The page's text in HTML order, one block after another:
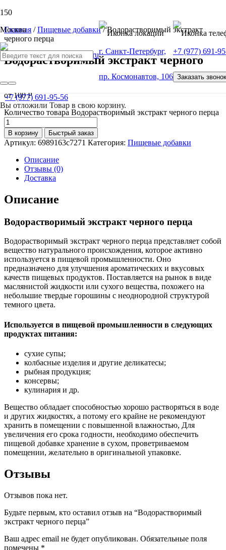
Москва
г. Санкт-Петербург,
пр. Космонавтов, 106
+7 (977) 691-
Заказать звонок
Вы отложили Товар в свою корзину.
+7 (977) 691-95-56
Главная /Пищевые добавки/ Водорастворимый экстракт
черного перца
Водорастворимый экстракт черного
от100Р
Количество товара Водорастворимый экстракт черного перца
В корзину Быстрый заказ
Артикул: 6989163c7271 Категория: Пищевые добавки
Описание
Отзывы (0)
Доставка
Описание
Водорастворимый экстракт черного перца
Водорастворимый экстракт черного перца представляет собой
вещество натурального происхождения, которое активно
используется в пищевой промышленности. Оно
предназначено для улучшения ароматических и вкусовых
качеств пищевых продуктов. Поставляется на рынок в виде
маслянистой жидкости или сухого вещества, похожего на
небольшие твердые горошины с неоднородной структурой
темного цвета.
Используется в пищевой промышленности в следующих
продуктах питания:
сухие супы;
колбасные изделия и другие деликатесы;
рыбная продукция;
консервы;
кулинария и др.
Вещество обладает способностью хорошо растворяться в воде
и других жидкостях, а потому его крайне не рекомендуют
хранить в помещении с повышенной влажностью, Для
увеличения его срока годности, необходимо обеспечить
пищевой добавке хранение в сухом, проветриваемом
помещении, желательно в оригинальной упаковке.
Отзывы
Отзывов пока нет.
Будьте первым, кто оставил отзыв на “Водорастворимый
экстракт черного перца”
Ваш адрес email не будет опубликован. Обязательные поля
помечены *